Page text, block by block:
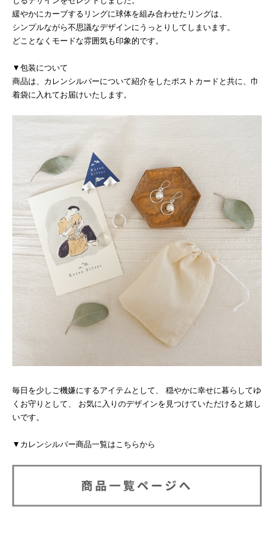
緩やかにカーブするリングに球体を組み合わせたリングは、
シンプルながら不思議なデザインにうっとりしてしまいます。
どことなくモードな雰囲気も印象的です。
▼包装について
商品は、カレンシルバーについて紹介をしたポストカードと共に、巾
着袋に入れてお届けいたします。
毎日を少しご機嫌にするアイテムとして、 穏やかに幸せに暮らしてゆ
くお守りとして、 お気に入りのデザインを見つけていただけると嬉し
いです。
▼カレンシルバー商品一覧はこちらから